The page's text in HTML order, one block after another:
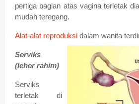
pertiga bagian atas vagina terletak
mudah teregang.
Alat-alat reproduksi dalam wanita
Serviks
(leher rahim)
Serviks
terletak di